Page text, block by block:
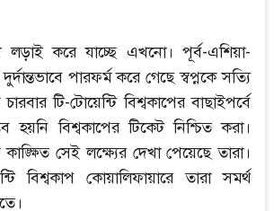
লড়াই করে যাচ্ছে এখনো। পূর্ব-এশিয়া-
পারফর্ম করে গেছে স্বপ্নকে সত্যি
টি-টোয়েন্টি বিশ্বকাপের বাছাইপর্বে
বিশ্বকাপের টিকেট নিশ্চিত করা।
সেই লক্ষ্যের দেখা পেয়েছে তারা।
বিশ্বকাপ কোয়ালিফায়ারে তারা সমর্থ